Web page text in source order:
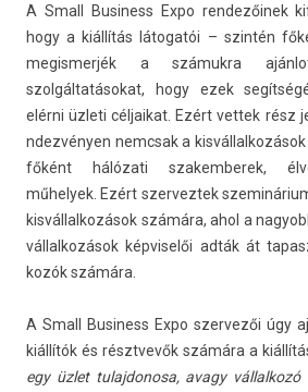
A Small Busi­ness Expo re­ndezőinek
hogy a kiállítás látogatói – szintén
megis­merjék a számukra
szolgáltatásokat, hogy ezek
elérni üzleti cél­jaikat. Ezért vet­tek rész
ndez­vény­en nemcsak a
főként hálózati szakem­berek,
műhelyek. Ezért szer­veztek
kis­vállal­kozások számára, ahol a
vállal­kozások kép­viselői adták át
kozók számára.
A Small Busi­ness Expo szer­vezői úgy
kiállítók és résztvevők számára a
egy üzlet tulaj­donosa, avagy